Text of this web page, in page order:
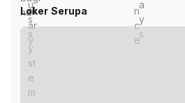
Loker Serupa